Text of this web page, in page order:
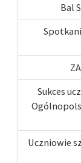
Bal
Sukces
Uczniowie